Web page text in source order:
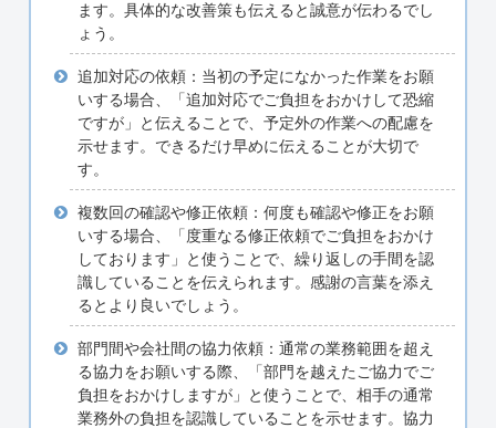
ます。具体的な改善策も伝えると誠意が伝わるでし
ょう。
追加対応の依頼：当初の予定になかった作業をお願
いする場合、「追加対応でご負担をおかけして恐縮
ですが」と伝えることで、予定外の作業への配慮を
示せます。できるだけ早めに伝えることが大切で
す。
複数回の確認や修正依頼：何度も確認や修正をお願
いする場合、「度重なる修正依頼でご負担をおかけ
しております」と使うことで、繰り返しの手間を認
識していることを伝えられます。感謝の言葉を添え
るとより良いでしょう。
部門間や会社間の協力依頼：通常の業務範囲を超え
る協力をお願いする際、「部門を越えたご協力でご
負担をおかけしますが」と使うことで、相手の通常
業務外の負担を認識していることを示せます。協力